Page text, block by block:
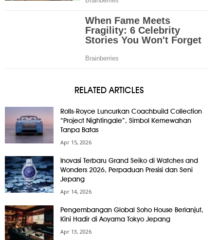
RELATED ARTICLES
Rolls-Royce Luncurkan Coachbuild Collection
“Project Nightingale”, Simbol Kemewahan
Tanpa Batas
Apr 15, 2026
Inovasi Terbaru Grand Seiko di Watches and
Wonders 2026, Perpaduan Presisi dan Seni
Jepang
Apr 14, 2026
Pengembangan Global Soho House Berlanjut,
Kini Hadir di Aoyama Tokyo Jepang
Apr 13, 2026